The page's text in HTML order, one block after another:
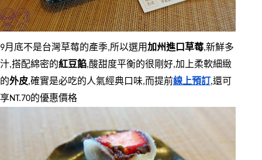
9月底不是台灣草莓的產季,所以選用加州進口草莓,新鮮多
汁,搭配綿密的紅豆餡,酸甜度平衡的很剛好,加上柔軟細緻
的外皮,確實是必吃的人氣經典口味,而提前線上預訂 ,還可
享NT.70的優惠價格